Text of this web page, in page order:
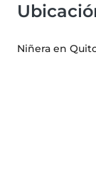
Niñera en